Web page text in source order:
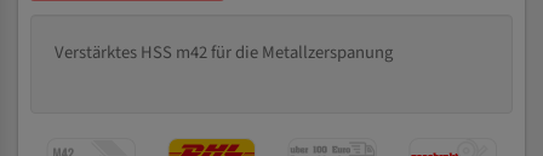
Verstärktes HSS m42 für die Metallzerspanung